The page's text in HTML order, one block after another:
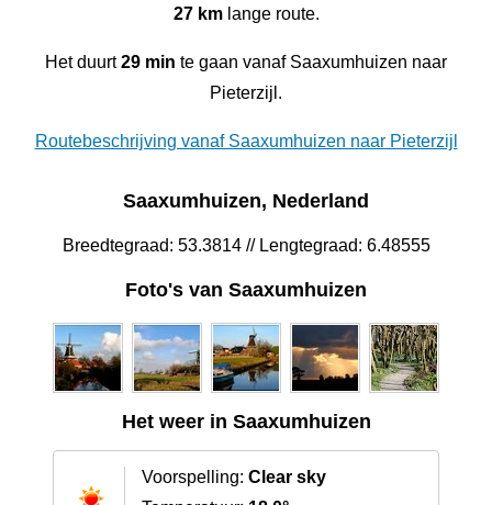
27 kmlange route.
Het duurt29 min te gaan vanaf Saaxumhuizen naar
Pieterzijl.
Routebeschrijving vanaf Saaxumhuizen naar Pieterzijl
Saaxumhuizen, Nederland
Breedtegraad: 53.3814 // Lengtegraad: 6.48555
Foto's van Saaxumhuizen
Het weer in Saaxumhuizen
Voorspelling: Clear sky